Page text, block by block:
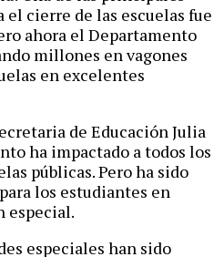
el cierre de las escuelas fue
ahora el Departamento
millones en vagones
en excelentes
de Educación Julia
ha impactado a todos los
públicas. Pero ha sido
los estudiantes en
especial.
especiales han sido